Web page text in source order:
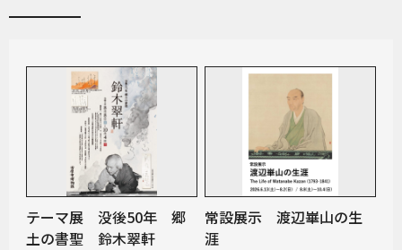
テーマ展 没後50年 郷
土の書聖 鈴木翠軒
常設展示 渡辺崋山の生
涯